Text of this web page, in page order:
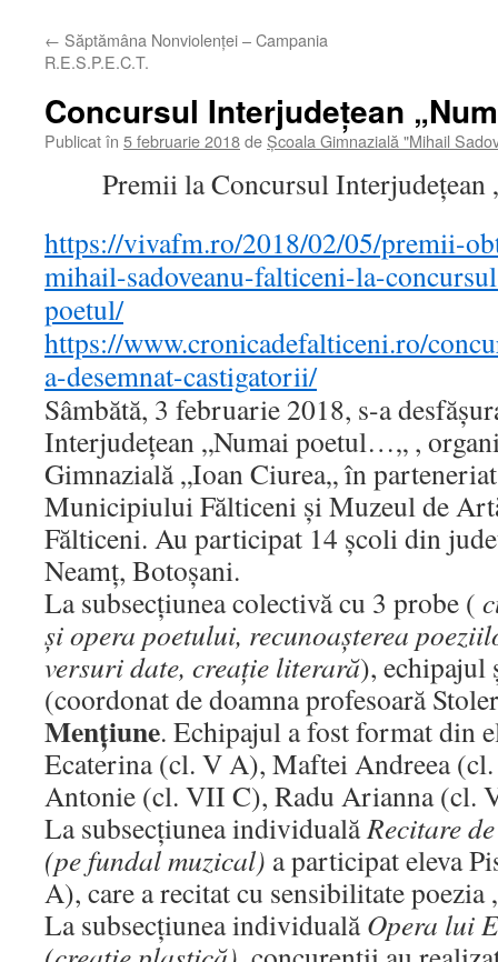
← Săptămâna Nonviolenței – Campania
R.E.S.P.E.C.T.
Concursul Interjudețean
Publicat în 5 februarie 2018de Școala Gimnazială "Mihail
Premii la Concursul
https://vivafm.ro/2018/02/05/premii-
mihail-sadoveanu-falticeni-la-
poetul/
https://www.cronicadefalticeni.ro/
a-desemnat-castigatorii/
Sâmbătă, 3 februarie 2018, s-a
Interjudețean „Numai poetul…„ ,
Gimnazială „Ioan Ciurea„ în
Municipiului Fălticeni și Muzeul de
Fălticeni. Au participat 14 școli din
Neamț, Botoșani.
La subsecțiunea colectivă cu 3 probe (
și opera poetului, recunoașterea
versuri date, creație literară), echipajul
(coordonat de doamna profesoară
Mențiune. Echipajul a fost format din
Ecaterina (cl. V A), Maftei Andreea
Antonie (cl. VII C), Radu Arianna (cl.
La subsecțiunea individualăRecitare
(pe fundal muzical) a participat eleva
A), care a recitat cu sensibilitate poezia
La subsecțiunea individualăOpera lui